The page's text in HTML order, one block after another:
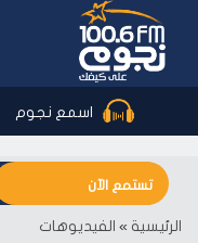
اسمع نجوم
تستمع الآن نجوم اف
الرئيسية » الفيديوهات